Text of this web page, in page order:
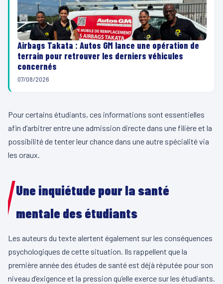
Airbags Takata : Autos GM lance une opération de
terrain pour retrouver les derniers véhicules
concernés
07/08/2026
Pour certains étudiants, ces informations sont essentielles
afin d’arbitrer entre une admission directe dans une filière et la
possibilité de tenter leur chance dans une autre spécialité via
les oraux.
Une inquiétude pour la santé
mentale des étudiants
Les auteurs du texte alertent également sur les conséquences
psychologiques de cette situation. Ils rappellent que la
première année des études de santé est déjà réputée pour son
niveau d’exigence et la pression qu’elle exerce sur les étudiants.